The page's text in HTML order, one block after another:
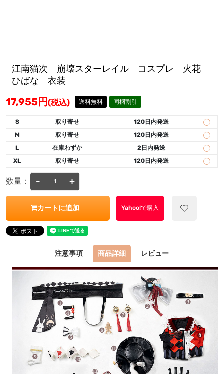
江南猫次 崩壊スターレイル コスプレ 火花
ひばな 衣装
17,955円(税込) 送料無料 同梱割引
S 取り寄せ
120日内発送
M
取り寄せ
120日内発送
L
在庫わずか
2日内発送
XL
取り寄せ 120日内発送
数量： - +
カートに追加 Yahoo!で購入
注意事項 商品詳細 レビュー